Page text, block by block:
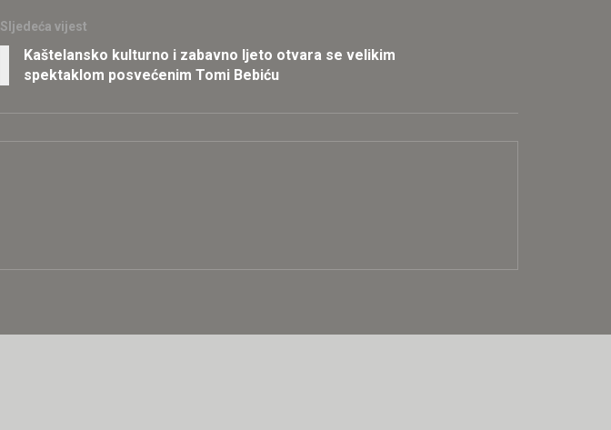
Sljedeća vijest
Kaštelansko kulturno i zabavno ljeto otvara se velikim
spektaklom posvećenim Tomi Bebiću